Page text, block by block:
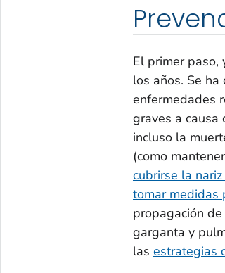
El primer paso,
los años. Se
enfermedades
graves a
incluso la
(como
cubrirse la
tomar medidas
propagación
garganta y
las estrategias